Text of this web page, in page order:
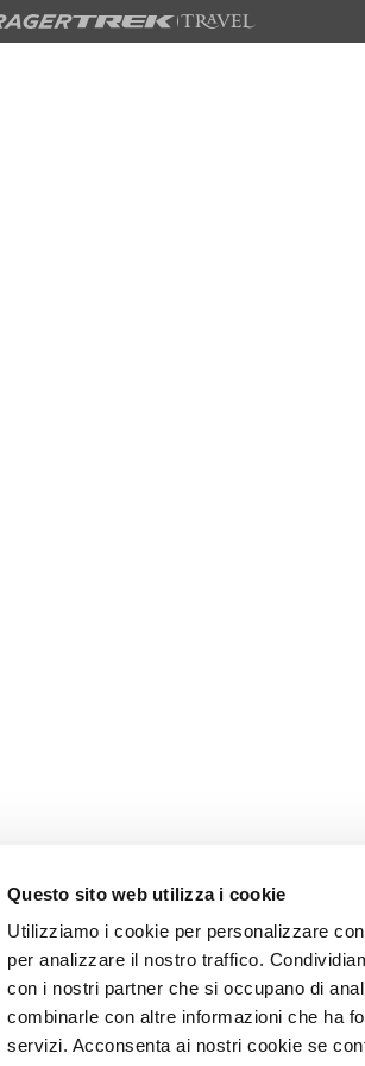
Questo sito web utilizza i cookie
Utilizziamo i cookie per personalizzare
per analizzare il nostro traffico.
con i nostri partner che si occupano di
combinarle con altre informazioni che ha
servizi. Acconsenta ai nostri cookie se